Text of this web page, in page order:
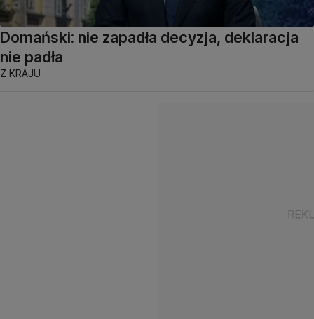
Domański: nie zapadła decyzja, deklaracja
nie padła
Z KRAJU